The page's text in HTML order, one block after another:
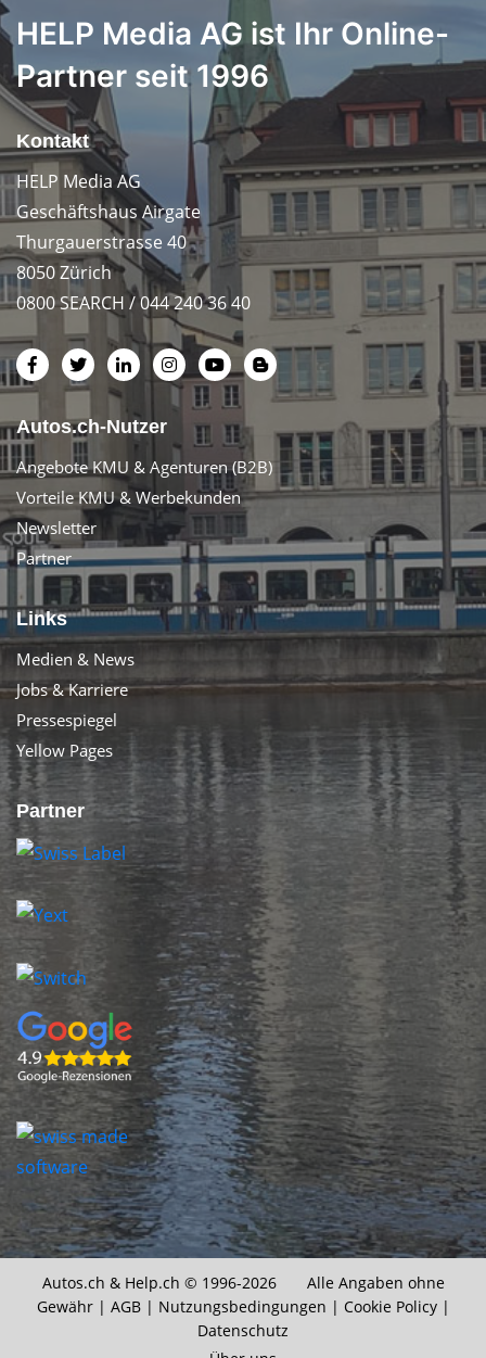
HELP Media AG ist Ihr Online-
Partner seit 1996
Kontakt
HELP Media AG
Geschäftshaus Airgate
Thurgauerstrasse 40
8050 Zürich
0800 SEARCH / 044 240 36 40
Autos.ch-Nutzer
Angebote KMU & Agenturen (B2B)
Vorteile KMU & Werbekunden
Newsletter
Partner
Links
Medien & News
Jobs & Karriere
Pressespiegel
Yellow Pages
Partner
Autos.ch & Help.ch © 1996-2026 Alle Angaben ohne
Gewähr | AGB| Nutzungsbedingungen | Cookie Policy|
Datenschutz